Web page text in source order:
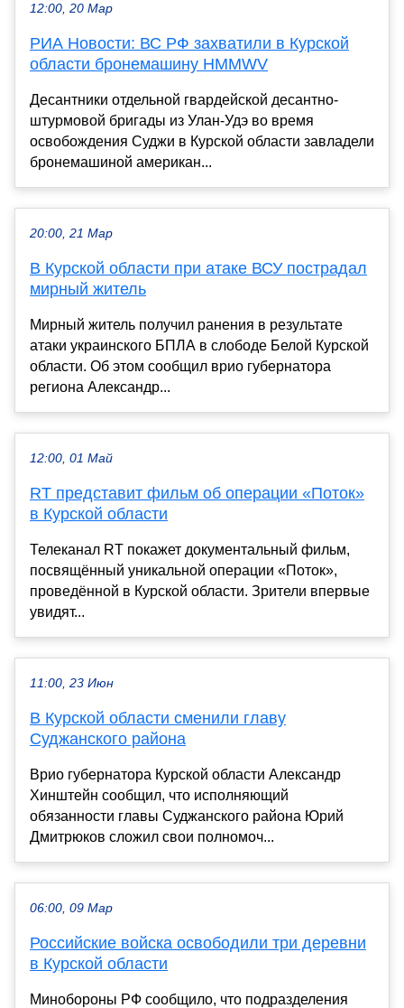
12:00, 20 Мар
РИА Новости: ВС РФ захватили в Курской
области бронемашину HMMWV
Десантники отдельной гвардейской десантно-
штурмовой бригады из Улан-Удэ во время
освобождения Суджи в Курской области завладели
бронемашиной американ...
20:00, 21 Мар
В Курской области при атаке ВСУ пострадал
мирный житель
Мирный житель получил ранения в результате
атаки украинского БПЛА в слободе Белой Курской
области. Об этом сообщил врио губернатора
региона Александр...
12:00, 01 Май
RT представит фильм об операции «Поток»
в Курской области
Телеканал RT покажет документальный фильм,
посвящённый уникальной операции «Поток»,
проведённой в Курской области. Зрители впервые
увидят...
11:00, 23 Июн
В Курской области сменили главу
Суджанского района
Врио губернатора Курской области Александр
Хинштейн сообщил, что исполняющий
обязанности главы Суджанского района Юрий
Дмитрюков сложил свои полномоч...
06:00, 09 Мар
Российские войска освободили три деревни
в Курской области
Минобороны РФ сообщило, что подразделения